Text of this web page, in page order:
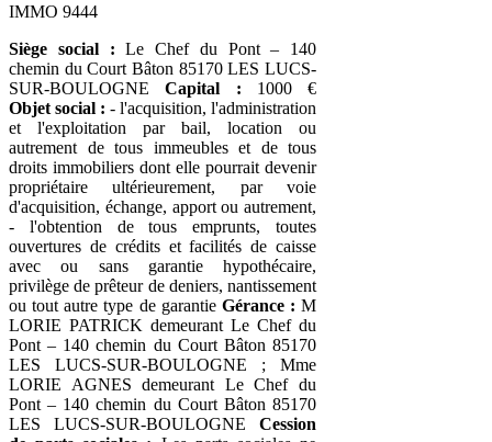
IMMO 9444
Siège social : Le Chef du Pont – 140
chemin du Court Bâton 85170 LES LUCS-
SUR-BOULOGNECapital : 1000 €
Objet social : - l'acquisition, l'administration
et l'exploitation par bail, location ou
autrement de tous immeubles et de tous
droits immobiliers dont elle pourrait devenir
propriétaire ultérieurement, par voie
d'acquisition, échange, apport ou autrement,
- l'obtention de tous emprunts, toutes
ouvertures de crédits et facilités de caisse
avec ou sans garantie hypothécaire,
privilège de prêteur de deniers, nantissement
ou tout autre type de garantie Gérance : M
LORIE PATRICK demeurant Le Chef du
Pont – 140 chemin du Court Bâton 85170
LES LUCS-SUR-BOULOGNE ; Mme
LORIE AGNES demeurant Le Chef du
Pont – 140 chemin du Court Bâton 85170
LES LUCS-SUR-BOULOGNE Cession